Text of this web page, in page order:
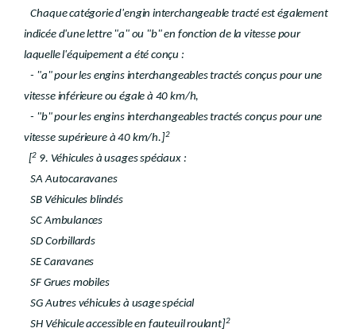
Chaque catégorie d'engin interchangeable tracté est également
indicée d'une lettre "a" ou "b" en fonction de la vitesse pour
laquelle l'équipement a été conçu :
- "a" pour les engins interchangeables tractés conçus pour une
vitesse inférieure ou égale à 40 km/h,
- "b" pour les engins interchangeables tractés conçus pour une
vitesse supérieure à 40 km/h.]2
[2 9. Véhicules à usages spéciaux :
SA Autocaravanes
SB Véhicules blindés
SC Ambulances
SD Corbillards
SE Caravanes
SF Grues mobiles
SG Autres véhicules à usage spécial
SH Véhicule accessible en fauteuil roulant]2